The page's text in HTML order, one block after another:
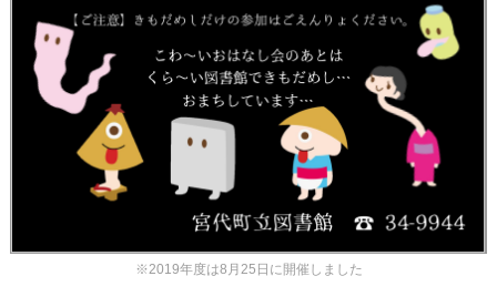
※2019年度は8月25日に開催しました